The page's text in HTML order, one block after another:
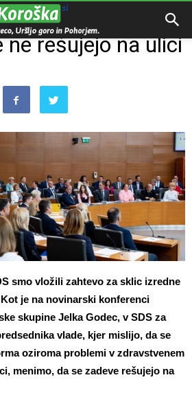
ne rešujejo na ulici
smo vložili zahtevo za sklic izredne
je na novinarski konferenci
skupine Jelka Godec, v SDS za
vlade, kjer mislijo, da se
oziroma problemi v zdravstvenem
menimo, da se zadeve rešujejo na